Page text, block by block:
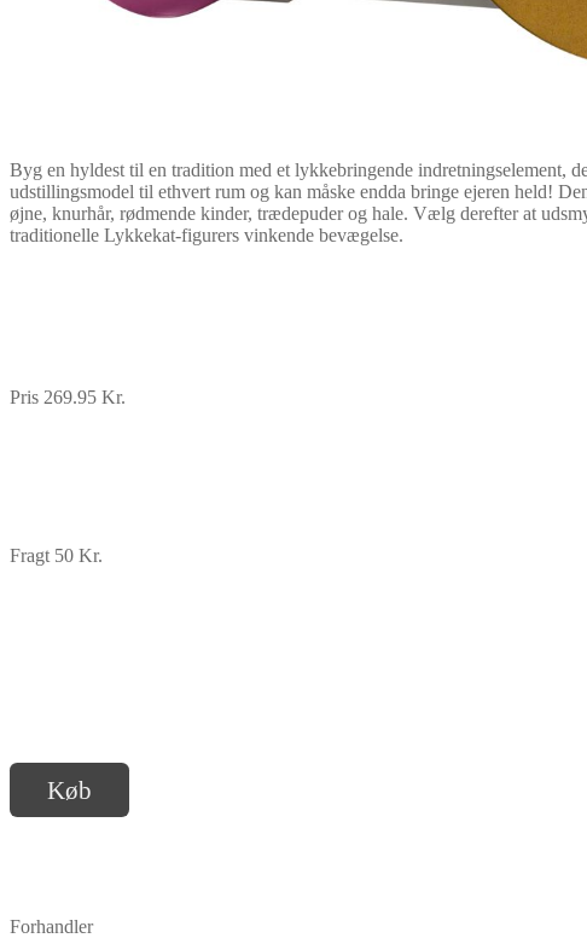
Byg en hyldest til en tradition med et lykkebringende indretningselement,
udstillingsmodel til ethvert rum og kan måske endda bringe ejeren held!
øjne, knurhår, rødmende kinder, trædepuder og hale. Vælg derefter at
traditionelle Lykkekat-figurers vinkende bevægelse.
Pris 269.95 Kr.
Fragt 50 Kr.
Køb
Forhandler